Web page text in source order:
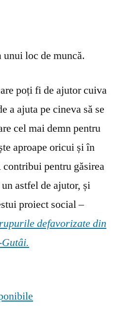
loc de muncă.
poți fi de ajutor cuiva
a ajuta pe cineva să se
cel mai demn pentru
aproape oricui și în
pentru găsirea
astfel de ajutor, și
proiect social –
defavorizate din